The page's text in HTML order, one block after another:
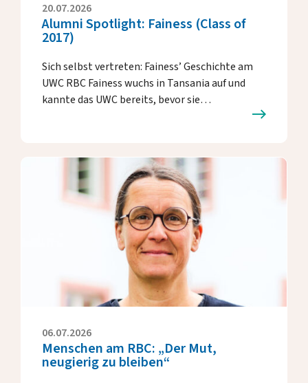
20.07.2026
Alumni Spotlight: Fainess (Class of
2017)
Sich selbst vertreten: Fainess’ Geschichte am
UWC RBC Fainess wuchs in Tansania auf und
kannte das UWC bereits, bevor sie…
06.07.2026
Menschen am RBC: „Der Mut,
neugierig zu bleiben“